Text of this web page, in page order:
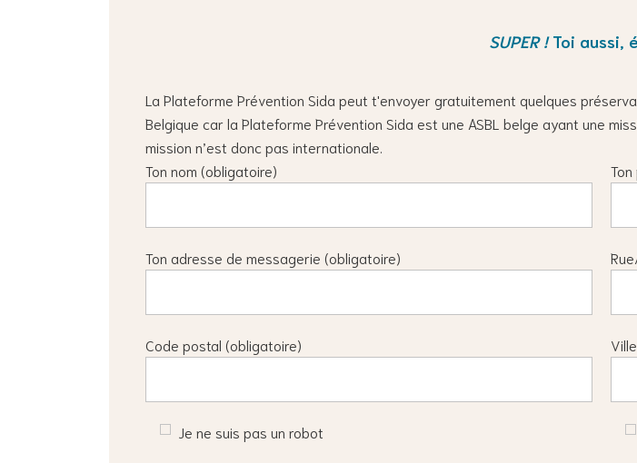
SUPER !Toi aussi,
La Plateforme Prévention Sida peut t'envoyer gratuitement quelques
Belgique car la Plateforme Prévention Sida est une ASBL belge ayant une
mission n’est donc pas internationale.
Ton nom (obligatoire)
Ton adresse de messagerie (obligatoire)
Code postal (obligatoire)
Je ne suis pas un robot